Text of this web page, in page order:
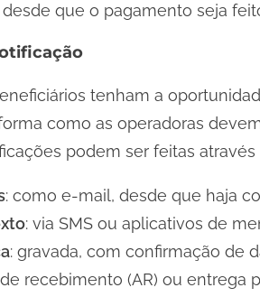
que o pagamento seja
tenham a
como as operadoras
podem ser feitas através
: como e-mail, desde que haja
: via SMS ou aplicativos de
: gravada, com confirmação de
recebimento (AR) ou entrega